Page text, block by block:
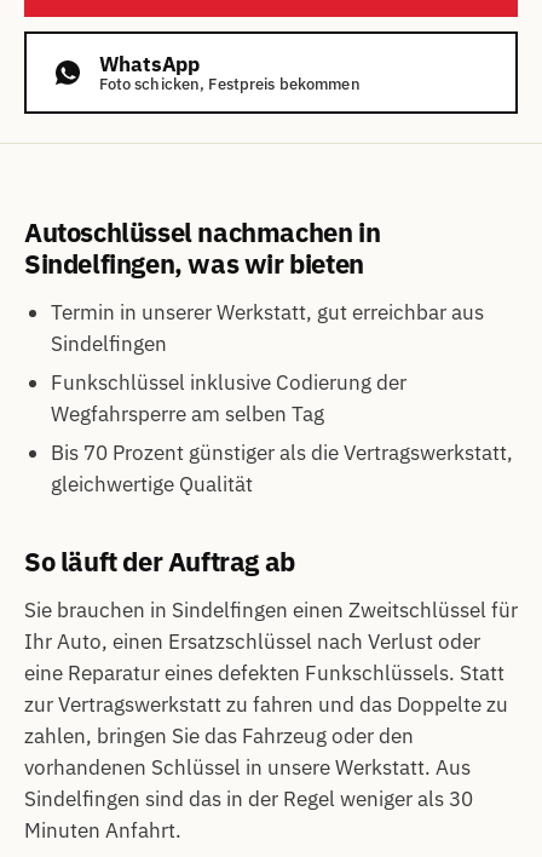
WhatsApp
Foto schicken, Festpreis bekommen
Autoschlüssel nachmachen in
Sindelfingen, was wir bieten
Termin in unserer Werkstatt, gut erreichbar aus
Sindelfingen
Funkschlüssel inklusive Codierung der
Wegfahrsperre am selben Tag
Bis 70 Prozent günstiger als die Vertragswerkstatt,
gleichwertige Qualität
So läuft der Auftrag ab
Sie brauchen in Sindelfingen einen Zweitschlüssel für
Ihr Auto, einen Ersatzschlüssel nach Verlust oder
eine Reparatur eines defekten Funkschlüssels. Statt
zur Vertragswerkstatt zu fahren und das Doppelte zu
zahlen, bringen Sie das Fahrzeug oder den
vorhandenen Schlüssel in unsere Werkstatt. Aus
Sindelfingen sind das in der Regel weniger als 30
Minuten Anfahrt.